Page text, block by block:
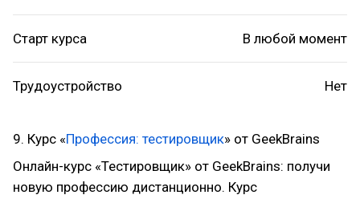
Старт курса В любой момент
Трудоустройство Нет
9. Курс «Профессия: тестировщик» от GeekBrains
Онлайн-курс «Тестировщик» от GeekBrains: получи
новую профессию дистанционно. Курс